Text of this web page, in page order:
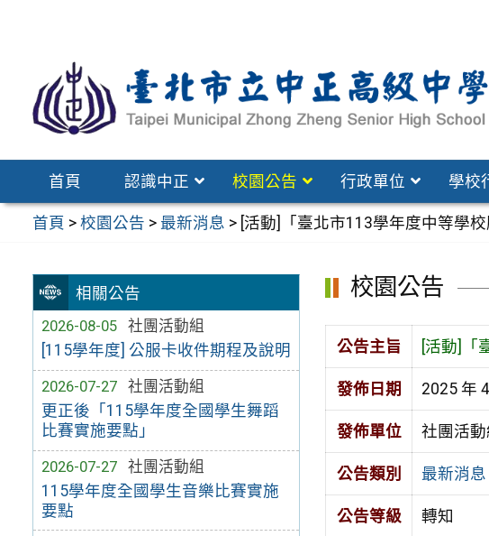
區
首頁 認識中正 校園公告 行政單位 學校
首頁 >校園公告 > 最新消息 > [活動]「臺北市113學年度中等學
相關公告
2026-08-05
社團活動組
[115學年度] 公服卡收件期程及說明
2026-07-27
社團活動組
更正後「115學年度全國學生舞蹈
比賽實施要點」
2026-07-27
社團活動組
115學年度全國學生音樂比賽實施
要點
校園公告
公告主旨 [活動]「
發佈日期 2025 年
發佈單位 社團活動
公告類別 最新消息
公告等級 轉知